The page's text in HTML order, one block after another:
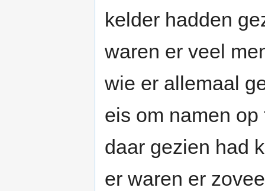
kelder hadden
waren er veel
wie er allemaal
eis om namen
daar gezien had
er waren er